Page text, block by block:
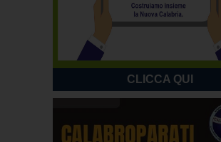
CLICCA QUI